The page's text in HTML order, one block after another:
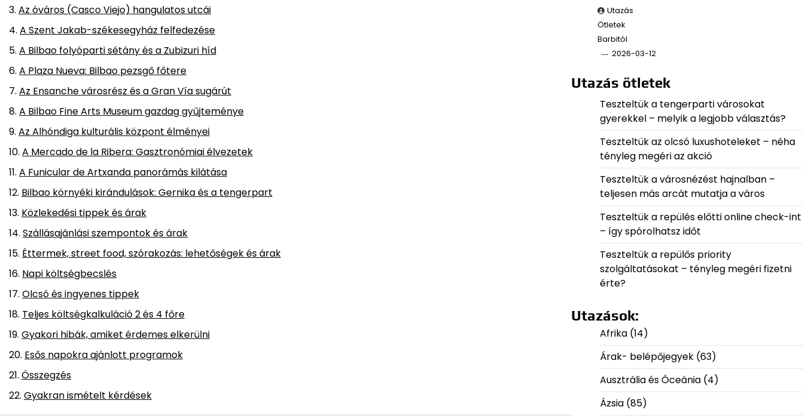
Az óváros (Casco Viejo) hangulatos utcái
A Szent Jakab-székesegyház felfedezése
A Bilbao folyóparti sétány és a Zubizuri híd
A Plaza Nueva: Bilbao pezsgő főtere
Az Ensanche városrész és a Gran Vía sugárút
A Bilbao Fine Arts Museum gazdag gyűjteménye
Az Alhóndiga kulturális központ élményei
A Mercado de la Ribera: Gasztronómiai élvezetek
A Funicular de Artxanda panorámás kilátása
Bilbao környéki kirándulások: Gernika és a tengerpart
Közlekedési tippek és árak
Szállásajánlási szempontok és árak
Éttermek, street food, szórakozás: lehetőségek és árak
Napi költségbecslés
Olcsó és ingyenes tippek
Teljes költségkalkuláció 2 és 4 főre
Gyakori hibák, amiket érdemes elkerülni
Esős napokra ajánlott programok
Összegzés
Gyakran ismételt kérdések
Utazás
Ötletek
Barbitól
2026-03-12
Utazás ötletek
Teszteltük a tengerparti városokat
gyerekkel – melyik a legjobb választás?
Teszteltük az olcsó luxushoteleket – néha
tényleg megéri az akció
Teszteltük a városnézést hajnalban –
teljesen más arcát mutatja a város
Teszteltük a repülés előtti online check-int
– így spórolhatsz időt
Teszteltük a repülős priority
szolgáltatásokat – tényleg megéri fizetni
érte?
Utazások:
Afrika(14)
Árak- belépőjegyek(63)
Ausztrália és Óceánia(4)
Ázsia(85)